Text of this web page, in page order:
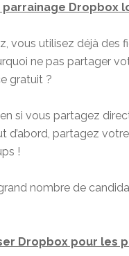
Dropbox
vous utilisez déjà
ne pas partager
gratuit ?
si vous partagez
d’abord, partagez
!
nombre de
Dropbox pour les